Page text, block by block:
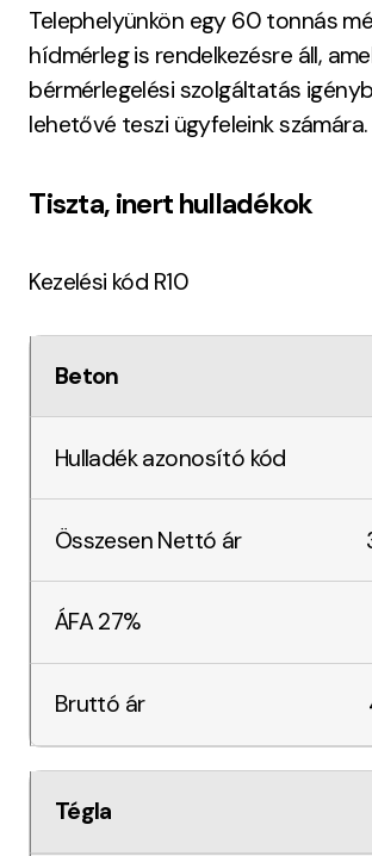
Telephelyünkön egy 60 tonnás
hídmérleg is rendelkezésre áll,
bérmérlegelési szolgáltatás
lehetővé teszi ügyfeleink számára.
Tiszta, inert hulladékok
Kezelési kód R10
Beton
Tégla